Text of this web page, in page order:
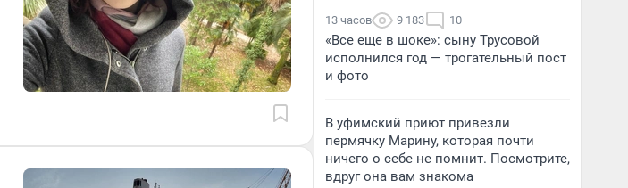
13 часов 9 183 10
«Все еще в шоке»: сыну Трусовой
исполнился год — трогательный пост
и фото
В уфимский приют привезли
пермячку Марину, которая почти
ничего о себе не помнит. Посмотрите,
вдруг она вам знакома